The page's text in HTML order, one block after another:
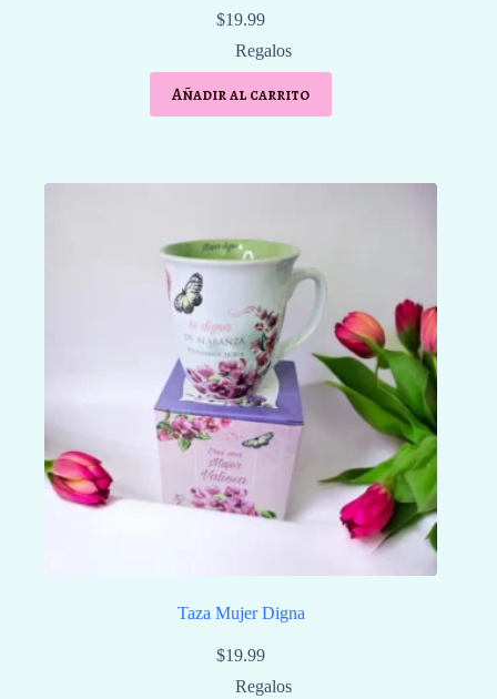
$19.99
Regalos
Añadir al carrito
Taza Mujer Digna
$19.99
Regalos